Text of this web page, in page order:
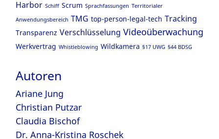
Harbor Schiff Scrum Sprachfassungen Territorialer
Anwendungsbereich TMG top-person-legal-tech Tracking
Transparenz Verschlüsselung Videoüberwachung
Werkvertrag Whistleblowing Wildkamera §17 UWG §44 BDSG
Autoren
Ariane Jung
Christian Putzar
Claudia Bischof
Dr. Anna-Kristina Roschek